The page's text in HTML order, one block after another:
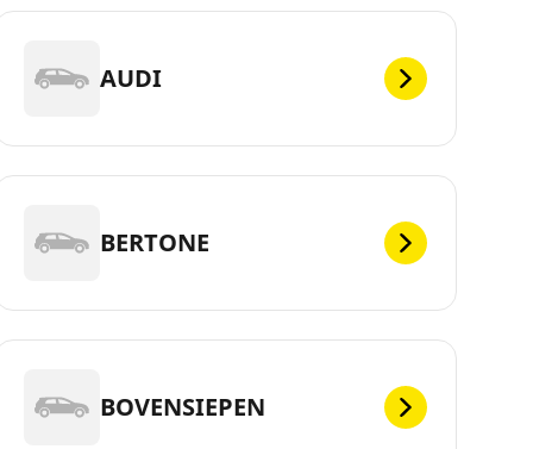
AUDI
BERTONE
BOVENSIEPEN